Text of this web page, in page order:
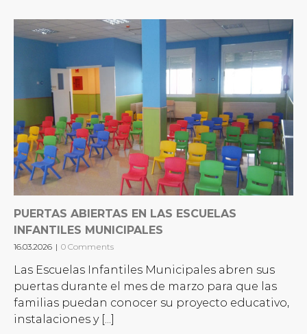
PUERTAS ABIERTAS EN LAS ESCUELAS
INFANTILES MUNICIPALES
16.03.2026 | 0 Comments
Las Escuelas Infantiles Municipales abren sus
puertas durante el mes de marzo para que las
familias puedan conocer su proyecto educativo,
instalaciones y [...]